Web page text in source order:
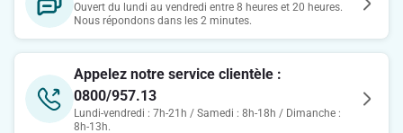
Ouvert du lundi au vendredi entre 8 heures et 20 heures.
Nous répondons dans les 2 minutes.
Appelez notre service clientèle :
0800/957.13
Lundi-vendredi : 7h-21h / Samedi : 8h-18h / Dimanche :
8h-13h.